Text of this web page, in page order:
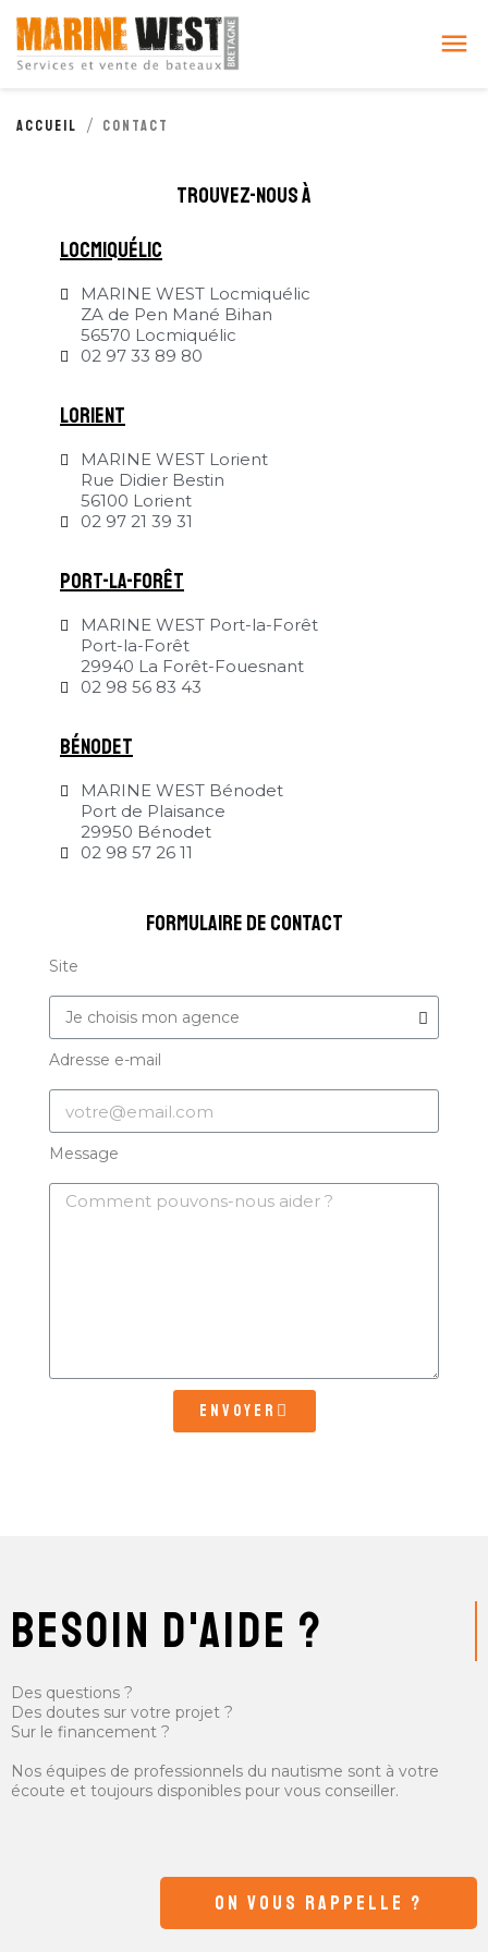

Accueil Contact
trouvez-nous à
locmiquélic
MARINE WEST Locmiquélic
ZA de Pen Mané Bihan
56570 Locmiquélic
02 97 33 89 80
Lorient
MARINE WEST Lorient
Rue Didier Bestin
56100 Lorient
02 97 21 39 31
Port-la-Forêt
MARINE WEST Port-la-Forêt
Port-la-Forêt
29940 La Forêt-Fouesnant
02 98 56 83 43
Bénodet
MARINE WEST Bénodet
Port de Plaisance
29950 Bénodet
02 98 57 26 11
formulaire de contact
Site
Adresse e-mail
Message
Envoyer
besoin d'aide ?
Des questions ?
Des doutes sur votre projet ?
Sur le financement ?
Nos équipes de professionnels du nautisme sont à votre
écoute et toujours disponibles pour vous conseiller.
ON VOUS RAPPELLE ?